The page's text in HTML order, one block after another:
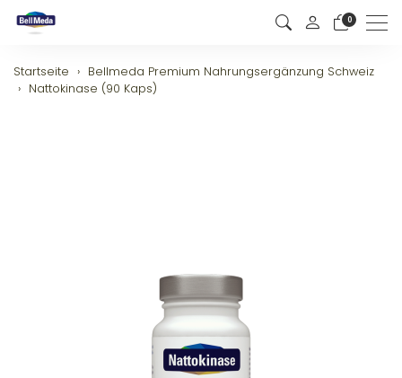
0
Startseite
Bellmeda Premium Nahrungsergänzung Schweiz
Nattokinase (90 Kaps)